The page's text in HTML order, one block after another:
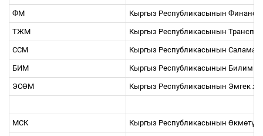
ФМ Кыргыз Республикасынын
ТЖМ Кыргыз Республикасынын
ССМ Кыргыз Республикасынын
БИМ Кыргыз Республикасынын Билим
ЭСӨМ Кыргыз Республикасынын Эмгек
МСК Кыргыз Республикасынын Өкмөтү